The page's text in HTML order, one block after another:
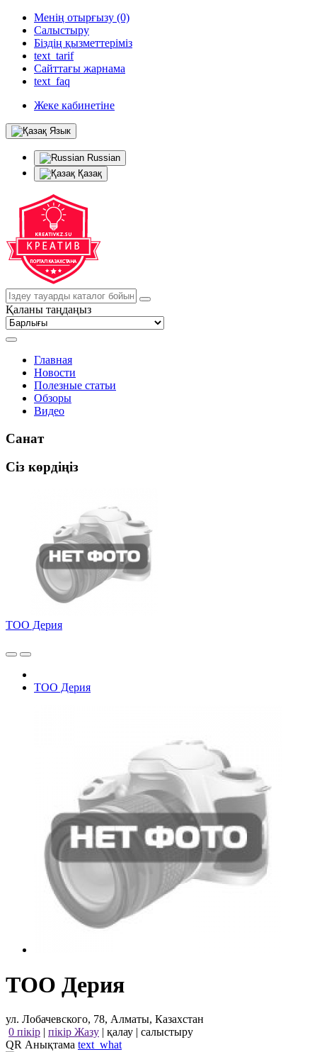
Менің отырғызу (0)
Салыстыру
Біздің қызметтеріміз
text_tarif
Сайттағы жарнама
text_faq
Жеке кабинетіне
Язык
Russian
Қазақ
Қаланы таңдаңыз
Главная
Новости
Полезные статьи
Обзоры
Видео
Санат
Сіз көрдіңіз
ТОО Дерия
ТОО Дерия
ТОО Дерия
ул. Лобачевского, 78, Алматы, Казахстан
0 пікір | пікір Жазу | қалау | салыстыру
QR Анықтама text_what